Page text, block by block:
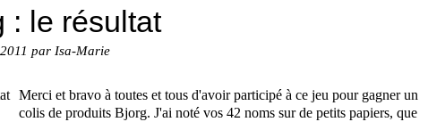
: le résultat
par Isa-Marie
Merci et bravo à toutes et tous d'avoir participé à ce jeu pour gagner un
colis de produits Bjorg. J'ai noté vos 42 noms sur de petits papiers, que